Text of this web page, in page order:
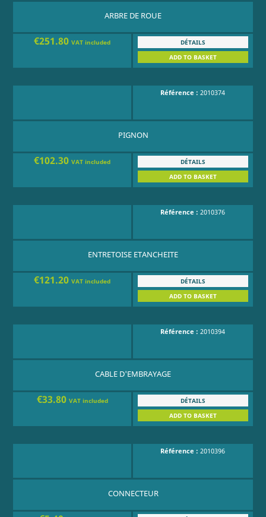
ARBRE DE ROUE
€251.80VAT included
DÉTAILS
ADD TO BASKET
Référence : 2010374
PIGNON
€102.30VAT included
DÉTAILS
ADD TO BASKET
Référence : 2010376
ENTRETOISE ETANCHEITE
€121.20VAT included
DÉTAILS
ADD TO BASKET
Référence : 2010394
CABLE D'EMBRAYAGE
€33.80 VAT included
DÉTAILS
ADD TO BASKET
Référence : 2010396
CONNECTEUR